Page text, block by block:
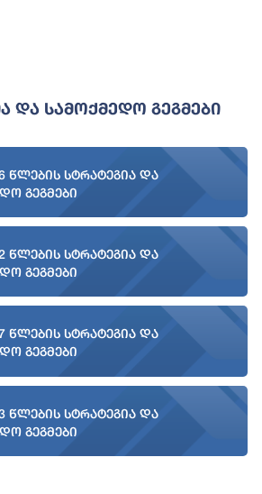
Და Სამოქმედო Გეგმები
წლების სტრატეგია და
გეგმები
წლების სტრატეგია და
გეგმები
წლების სტრატეგია და
გეგმები
წლების სტრატეგია და
გეგმები